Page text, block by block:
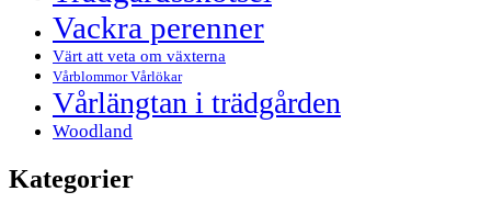
Vackra perenner
Värt att veta om växterna
Vårblommor Vårlökar
Vårlängtan i trädgården
Woodland
Kategorier